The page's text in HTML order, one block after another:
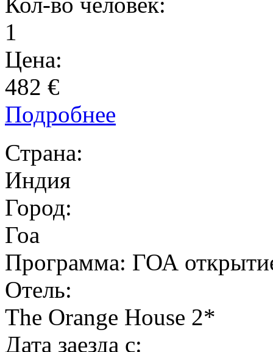
1
Цена:
482 €
Подробнее
Страна:
Индия
Город:
Гоа
Программа: ГОА
Отель:
The Orange House 2*
Дата заезда с: